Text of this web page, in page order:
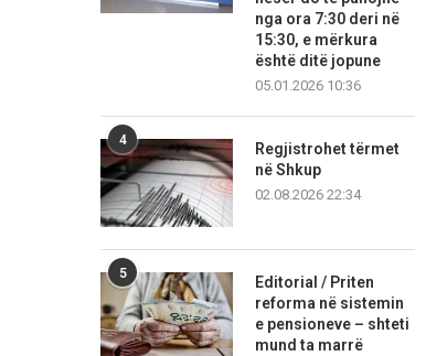
nga ora 7:30 deri në
15:30, e mërkura
është ditë jopune
05.01.2026 10:36
4
Regjistrohet tërmet
në Shkup
02.08.2026 22:34
5
Editorial / Priten
reforma në sistemin
e pensioneve – shteti
mund ta marrë